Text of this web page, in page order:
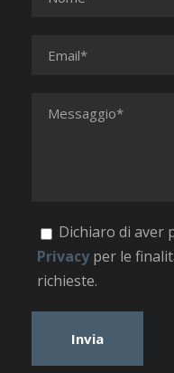
Dichiaro di aver
Privacyper le
richieste.